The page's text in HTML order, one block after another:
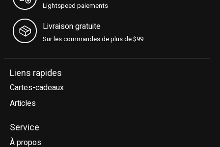
Lightspeed paiements
Livraison gratuite
Sur les commandes de plus de $99
Liens rapides
Cartes-cadeaux
Articles
Service
À propos